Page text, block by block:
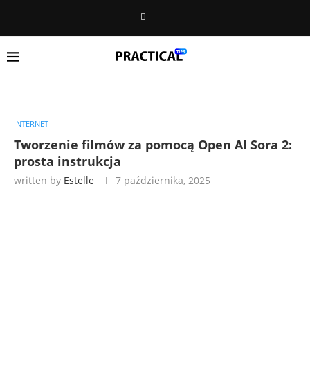
INTERNET
Tworzenie filmów za pomocą Open AI Sora 2:
prosta instrukcja
written by Estelle 7 października, 2025